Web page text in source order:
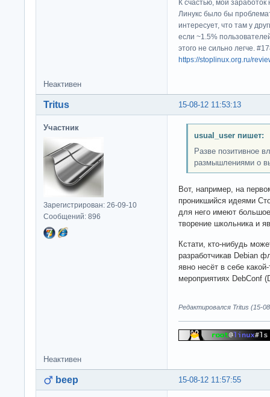
К счастью, мой
Линукс было бы
интересует, что там у
если ~1.5%
этого не сильно легче.
https://stoplinux.org.ru/
Неактивен
15-08-12 11:53:13
Tritus
Участник
Зарегистрирован: 26-09-10
Сообщений: 896
usual_user пишет:
Разве позитивное
размышлениями о
Вот, например, на
проникшийся идеями
для него имеют
творение школьника и
Кстати, кто-нибудь
разработчикав Debian
явно несёт в себе
мероприятиях DebConf
Редактировался Tritus (15-
Неактивен
15-08-12 11:57:55
beep